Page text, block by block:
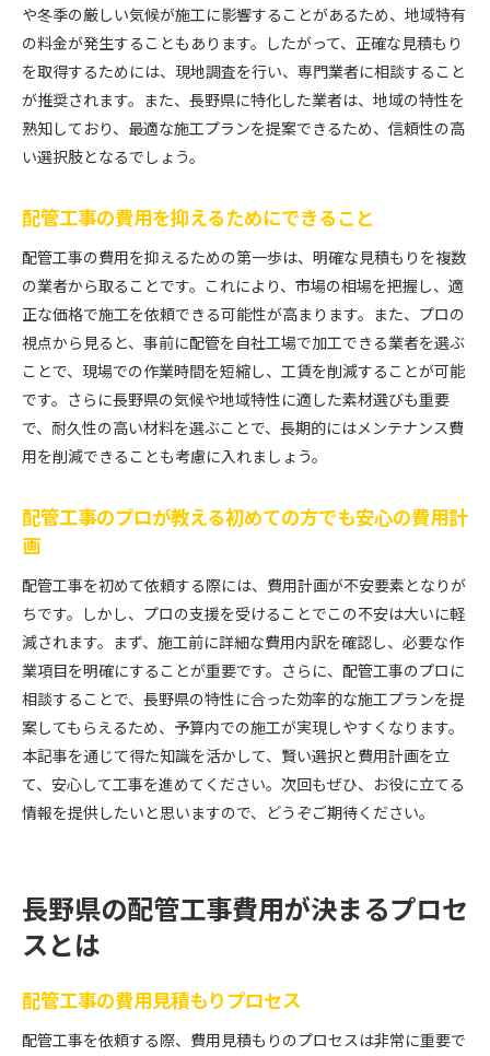
信頼できる配管工事業者の選び方
業者選定で重視すべき3つのポイント
長野県の優良配管工事業者を見つける方法
契約前に確認すべき重要チェック項目
長野県で最適な配管工事を選ぶためのプロのアドバイ
プロが教える配管工事の業者選びの極意
施工前に知っておきたい配管工事の豆知識
長野県内での配管工事事例から学ぶ
配管工事のプロが語る施工のポイント
長野県での最良の配管工事を選ぶために
や冬季の厳しい気候が施工に影響することがあるため、地域特有
の料金が発生することもあります。したがって、正確な見積もり
を取得するためには、現地調査を行い、専門業者に相談すること
が推奨されます。また、長野県に特化した業者は、地域の特性を
熟知しており、最適な施工プランを提案できるため、信頼性の高
い選択肢となるでしょう。
配管工事の費用を抑えるためにできること
配管工事の費用を抑えるための第一歩は、明確な見積もりを複数
の業者から取ることです。これにより、市場の相場を把握し、適
正な価格で施工を依頼できる可能性が高まります。また、プロの
視点から見ると、事前に配管を自社工場で加工できる業者を選ぶ
ことで、現場での作業時間を短縮し、工賃を削減することが可能
です。さらに長野県の気候や地域特性に適した素材選びも重要
で、耐久性の高い材料を選ぶことで、長期的にはメンテナンス費
用を削減できることも考慮に入れましょう。
配管工事のプロが教える初めての方でも安心の費用計
画
配管工事を初めて依頼する際には、費用計画が不安要素となりが
ちです。しかし、プロの支援を受けることでこの不安は大いに軽
減されます。まず、施工前に詳細な費用内訳を確認し、必要な作
業項目を明確にすることが重要です。さらに、配管工事のプロに
相談することで、長野県の特性に合った効率的な施工プランを提
案してもらえるため、予算内での施工が実現しやすくなります。
本記事を通じて得た知識を活かして、賢い選択と費用計画を立
て、安心して工事を進めてください。次回もぜひ、お役に立てる
情報を提供したいと思いますので、どうぞご期待ください。
長野県の配管工事費用が決まるプロセ
スとは
配管工事の費用見積もりプロセス
配管工事を依頼する際、費用見積もりのプロセスは非常に重要で